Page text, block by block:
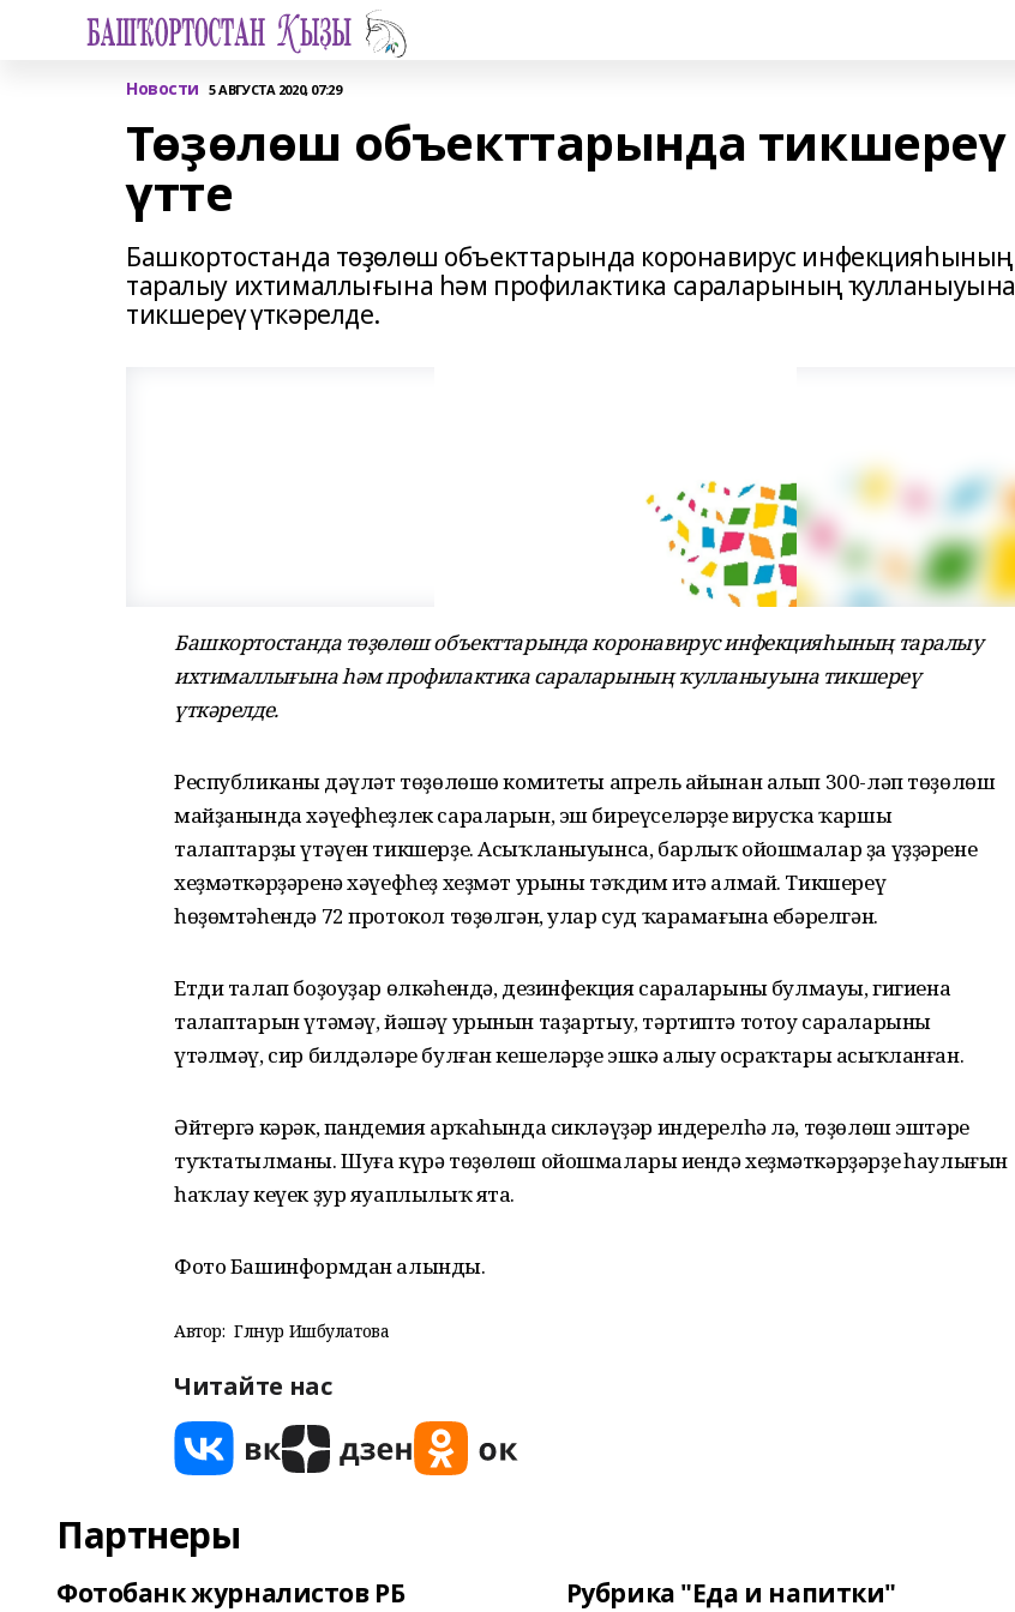
Новости 5 АВГУСТА 2020, 07:29
Төҙөлөш объекттарында тикшереү
үтте
Башкортостанда төҙөлөш объекттарында коронавирус инфекцияһының
таралыу ихтималлығына һәм профилактика сараларының ҡулланыуына
тикшереү үткәрелде.
Башкортостанда төҙөлөш объекттарында коронавирус инфекцияһының таралыу
ихтималлығына һәм профилактика сараларының ҡулланыуына тикшереү
үткәрелде.
Республиканың дәүләт төҙөлөшө комитеты апрель айынан алып 300-ләп төҙөлөш
майҙанында хәүефһеҙлек сараларын, эш биреүселәрҙең вирусҡа ҡаршы
талаптарҙы үтәүен тикшерҙе. Асыҡланыуынса, барлыҡ ойошмалар ҙа үҙҙәренең
хеҙмәткәрҙәренә хәүефһеҙ хеҙмәт урыны тәҡдим итә алмай. Тикшереү
һөҙөмтәһендә 72 протокол төҙөлгән, улар суд ҡарамағына ебәрелгән.
Етди талап боҙоуҙар өлкәһендә, дезинфекция сараларының булмауы, гигиена
талаптарын үтәмәү, йәшәү урынын таҙартыу, тәртиптә тотоу сараларының
үтәлмәү, сир билдәләре булған кешеләрҙе эшкә алыу осраҡтары асыҡланған.
Әйтергә кәрәк, пандемия арҡаһында сикләүҙәр индерелһә лә, төҙөлөш эштәре
туҡтатылманы. Шуға күрә төҙөлөш ойошмалары иңендә хеҙмәткәрҙәрҙең һаулығын
һаҡлау кеүек ҙур яуаплылыҡ ята.
Фото Башинформдан алынды.
Автор: Гөлнур Ишбулатова
Читайте нас
Партнеры
Фотобанк журналистов РБ Рубрика "Еда и напитки"